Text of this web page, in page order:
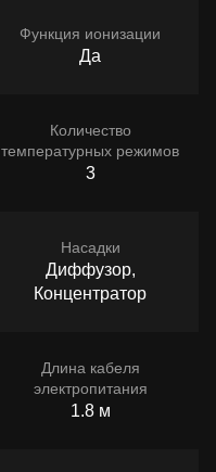
Функция ионизации
Да
Количество
температурных режимов
3
Насадки
Диффузор,
Концентратор
Длина кабеля
электропитания
1.8 м